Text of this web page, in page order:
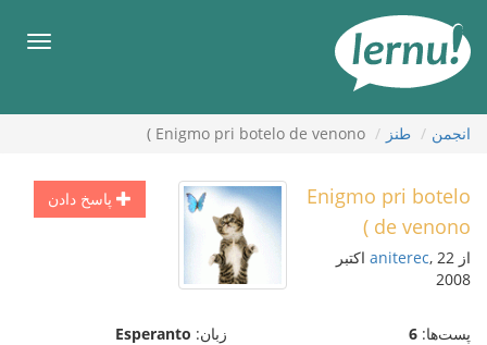
محتوا
انجمن طنز Enigmo pri botelo de venono )
پاسخ دادن
Enigmo pri botelo
de venono )
از aniterec , 22 اکتبر
2008
پست‌ها: 6 زبان: Esperanto